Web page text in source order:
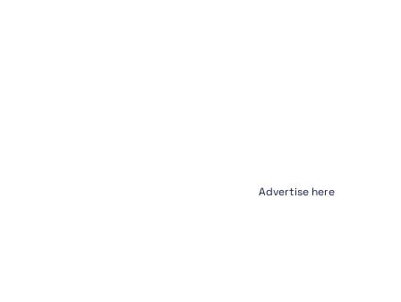
Advertise here